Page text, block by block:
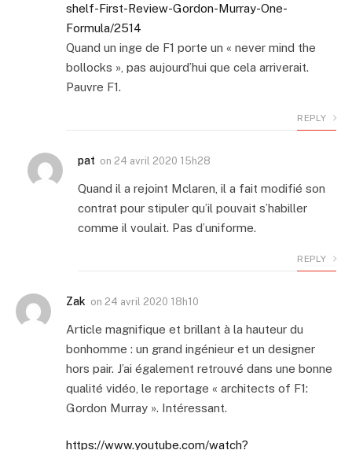
shelf-First-Review-Gordon-Murray-One-
Formula/2514
Quand un inge de F1 porte un « never mind the
bollocks », pas aujourd’hui que cela arriverait.
Pauvre F1.
REPLY
pat on 24 avril 2020 15h28
Quand il a rejoint Mclaren, il a fait modifié son
contrat pour stipuler qu’il pouvait s’habiller
comme il voulait. Pas d’uniforme.
REPLY
Zak on 24 avril 2020 18h10
Article magnifique et brillant à la hauteur du
bonhomme : un grand ingénieur et un designer
hors pair. J’ai également retrouvé dans une bonne
qualité vidéo, le reportage « architects of F1:
Gordon Murray ». Intéressant.
https://www.youtube.com/watch?